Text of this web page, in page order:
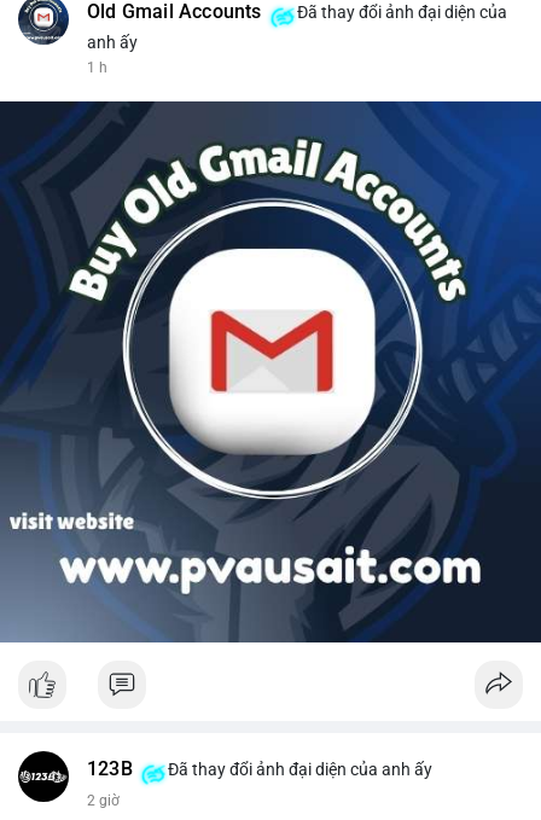
Old Gmail Accounts
Đã thay đổi ảnh đại diện của
anh ấy
1 h
123B Đã thay đổi ảnh đại diện của anh ấy
2 giờ